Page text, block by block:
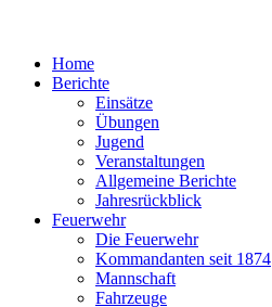
Home
Berichte
Einsätze
Übungen
Jugend
Veranstaltungen
Allgemeine Berichte
Jahresrückblick
Feuerwehr
Die Feuerwehr
Kommandanten seit 1874
Mannschaft
Fahrzeuge